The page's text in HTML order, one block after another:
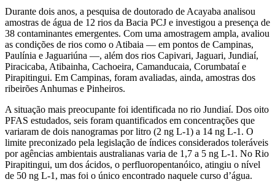
Durante dois anos, a pesquisa de doutorado de Acayaba analisou
amostras de água de 12 rios da Bacia PCJ e investigou a presença de
38 contaminantes emergentes. Com uma amostragem ampla, avaliou
as condições de rios como o Atibaia — em pontos de Campinas,
Paulínia e Jaguariúna —, além dos rios Capivari, Jaguari, Jundiaí,
Piracicaba, Atibainha, Cachoeira, Camanducaia, Corumbataí e
Pirapitingui. Em Campinas, foram avaliadas, ainda, amostras dos
ribeirões Anhumas e Pinheiros.
A situação mais preocupante foi identificada no rio Jundiaí. Dos oito
PFAS estudados, seis foram quantificados em concentrações que
variaram de dois nanogramas por litro (2 ng L-1) a 14 ng L-1. O
limite preconizado pela legislação de índices considerados toleráveis
por agências ambientais australianas varia de 1,7 a 5 ng L-1. No Rio
Pirapitingui, um dos ácidos, o perfluoropentanóico, atingiu o nível
de 50 ng L-1, mas foi o único encontrado naquele curso d’água.